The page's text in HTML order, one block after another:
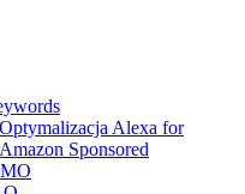
Optymalizacja Alexa for
Amazon Sponsored